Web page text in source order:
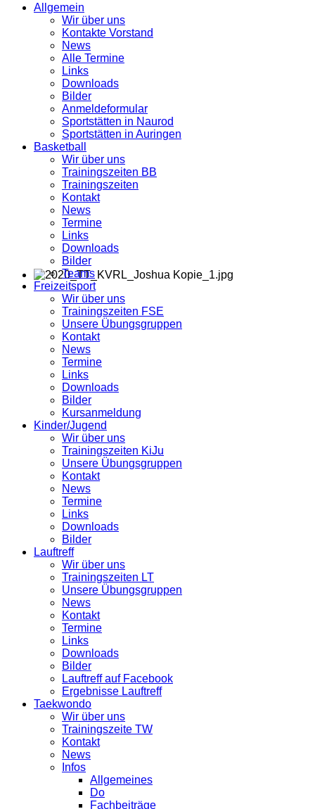
Allgemein
Wir über uns
Kontakte Vorstand
News
Alle Termine
Links
Downloads
Bilder
Anmeldeformular
Sportstätten in Naurod
Sportstätten in Auringen
Basketball
Wir über uns
Trainingszeiten BB
Trainingszeiten
Kontakt
News
Termine
Links
Downloads
Bilder
Teams
Freizeitsport
Wir über uns
Trainingszeiten FSE
Unsere Übungsgruppen
Kontakt
News
Termine
Links
Downloads
Bilder
Kursanmeldung
Kinder/Jugend
Wir über uns
Trainingszeiten KiJu
Unsere Übungsgruppen
Kontakt
News
Termine
Links
Downloads
Bilder
Lauftreff
Wir über uns
Trainingszeiten LT
Unsere Übungsgruppen
News
Kontakt
Termine
Links
Downloads
Bilder
Lauftreff auf Facebook
Ergebnisse Lauftreff
Taekwondo
Wir über uns
Trainingszeite TW
Kontakt
News
Infos
Allgemeines
Do
Fachbeiträge